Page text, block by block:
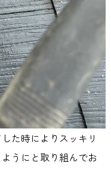
た時によりスッキリ
うにと取り組んでお